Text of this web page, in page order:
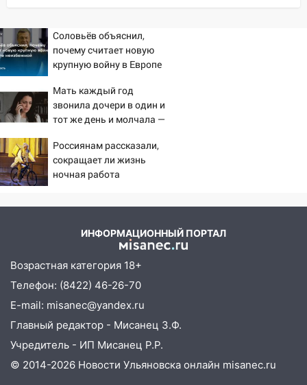
золота в составе сборной мира
11:16
В Ульяновске открыли памятную
доску декабристу Кондратию Рылееву
10:40
В Ульяновске спасатели ночью
нашли потерявшегося в заброшенных
садах 79-летнего мужчину
10:26
На нескольких улицах Ульяновска
временно отключили холодную воду
10:14
Ночью беспилотники сбили над
соседними Татарстаном и Саратовской
областью
09:41
Диана Шурыгина уверовала в
Бога в СИЗО
09:35 В Ульяновске директора фирмы
будут судить за неуплату налогов на 48
млн рублей
Соловьёв объяснил,
почему считает новую
крупную войну в Европе
Мать каждый год
звонила дочери в один и
тот же день и молчала —
слишком поздно: история
одной семьи
Россиянам рассказали,
сокращает ли жизнь
ночная работа
ИНФОРМАЦИОННЫЙ ПОРТАЛ
Возрастная категория 18+
Телефон: (8422) 46-26-70
E-mail: misanec@yandex.ru
Главный редактор - Мисанец З.Ф.
Учредитель - ИП Мисанец Р.Р.
© 2014-2026 Новости Ульяновска онлайн misanec.ru